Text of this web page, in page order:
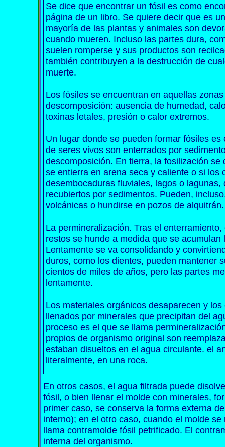
Se dice que encontrar un fósil es como
página de un libro. Se quiere decir que es
mayoría de las plantas y animales son
cuando mueren. Incluso las partes dura,
suelen romperse y sus productos son
también contribuyen a la destrucción de
muerte.
Los fósiles se encuentran en aquellas
descomposición: ausencia de humedad,
toxinas letales, presión o calor extremos.
Un lugar donde se pueden formar fósiles
de seres vivos son enterrados por
descomposición. En tierra, la fosilización
se entierra en arena seca y caliente o si los
desembocaduras fluviales, lagos o lagunas,
recubiertos por sedimentos. Pueden,
volcánicas o hundirse en pozos de alquitrán.
La permineralización. Tras el
restos se hunde a medida que se
Lentamente se va consolidando y
duros, como los dientes, pueden mantener
cientos de miles de años, pero las partes
lentamente.
Los materiales orgánicos desaparecen y
llenados por minerales que precipitan del
proceso es el que se llama
propios de organismo original son
estaban disueltos en el agua circulante. el
literalmente, en una roca.
En otros casos, el agua filtrada puede
fósil, o bien llenar el molde con minerales,
primer caso, se conserva la forma externa
interno); en el otro caso, cuando el molde
llama contramolde fósil petrificado. El
interna del organismo.